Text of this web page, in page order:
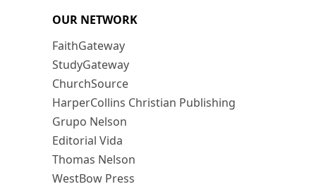
OUR NETWORK
FaithGateway
StudyGateway
ChurchSource
HarperCollins Christian Publishing
Grupo Nelson
Editorial Vida
Thomas Nelson
WestBow Press